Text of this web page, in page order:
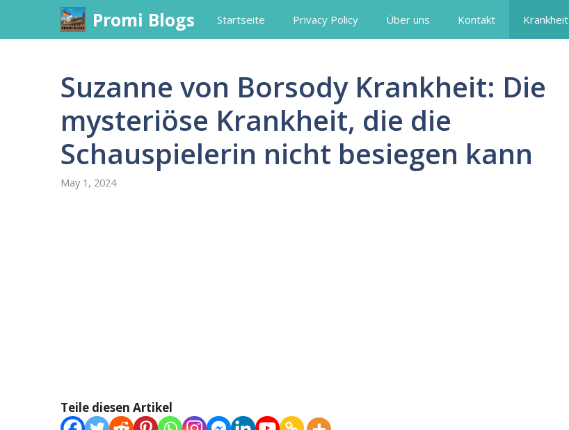
content
Promi Blogs Startseite Privacy Policy Über uns Kontakt Krankheit
Suzanne von Borsody Krankheit: Die
mysteriöse Krankheit, die die
Schauspielerin nicht besiegen kann
May 1, 2024
Teile diesen Artikel